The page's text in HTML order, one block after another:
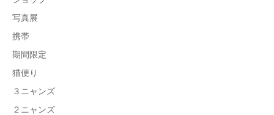
写真展
携帯
期間限定
猫便り
３ニャンズ
２ニャンズ